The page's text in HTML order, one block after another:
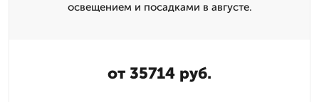
освещением и посадками в августе.
от 35714 руб.